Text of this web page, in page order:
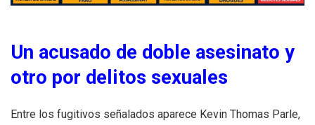
Un acusado de doble asesinato y
otro por delitos sexuales
Entre los fugitivos señalados aparece Kevin Thomas Parle,